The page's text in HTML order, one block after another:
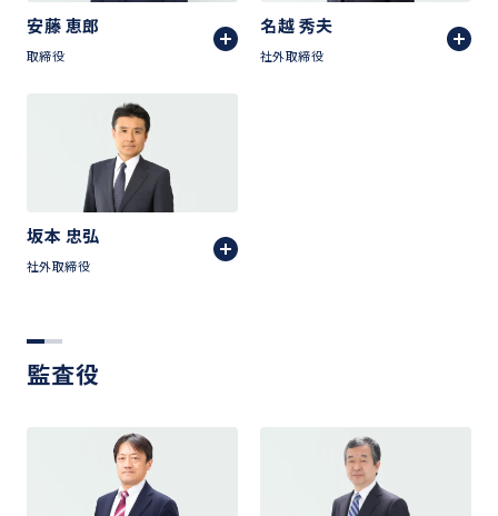
安藤 恵郎
取締役
名越 秀夫
社外取締役
坂本 忠弘
社外取締役
監査役